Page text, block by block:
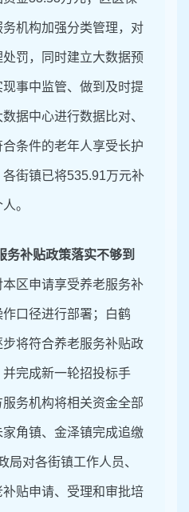
机构加强分类管理，对
罚，同时建立大数据预
事中监管、做到及时提
据中心进行数据比对、
条件的老年人享受长护
各街镇已将535.91万元补
。
务补贴政策落实不够到
本区申请享受养老服务补
口径进行部署；白鹤
将符合养老服务补贴政
完成新一轮招投标手
务机构将相关资金全部
角镇、金泽镇完成追缴
局对各街镇工作人员、
贴申请、受理和审批培